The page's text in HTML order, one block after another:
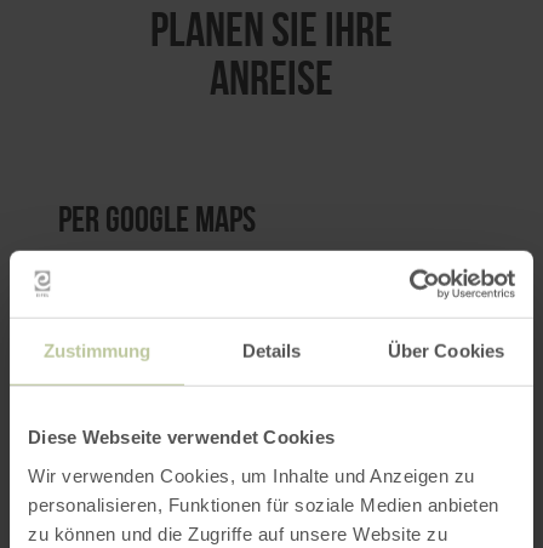
Zustimmung Details Über Cookies
Diese Webseite verwendet Cookies
Wir verwenden Cookies, um Inhalte und Anzeigen zu
personalisieren, Funktionen für soziale Medien anbieten
zu können und die Zugriffe auf unsere Website zu
PLANEN SIE IHRE
ANREISE
per Google Maps
ROUTE PLANEN